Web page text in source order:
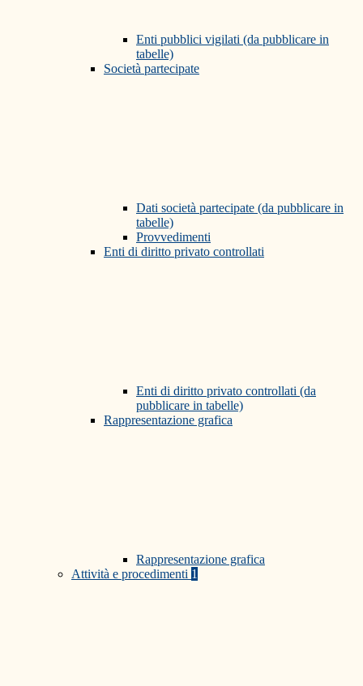
Enti pubblici vigilati (da pubblicare in
tabelle)
Società partecipate
Dati società partecipate (da pubblicare in
tabelle)
Provvedimenti
Enti di diritto privato controllati
Enti di diritto privato controllati (da
pubblicare in tabelle)
Rappresentazione grafica
Rappresentazione grafica
Attività e procedimenti 1